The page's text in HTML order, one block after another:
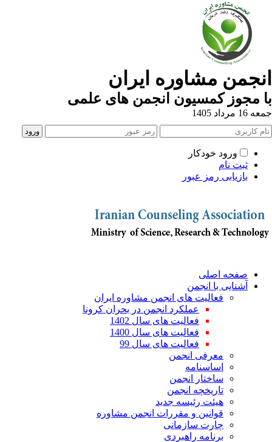
مشاوره ایران
مجوز کمسیون انجمن های علمی
مرداد 1405
ورود خودکار
ثبت نام
بازیابی رمز عبور
صفحه اصلی
آشنایی با انجمن
فعالیت های انجمن مشاوره ایران
عملکرد انجمن در بحران کرونا
فعالیت های سال 1402
فعالیت های سال 1400
فعالیت های سال 99
معرفی انجمن
اساسنامه
ساختار انجمن
تاریخچه انجمن
هیئت رئیسه جدید
قوانین و مقررات انجمن مشاوره
چارت سازمانی
برنامه راهبردی